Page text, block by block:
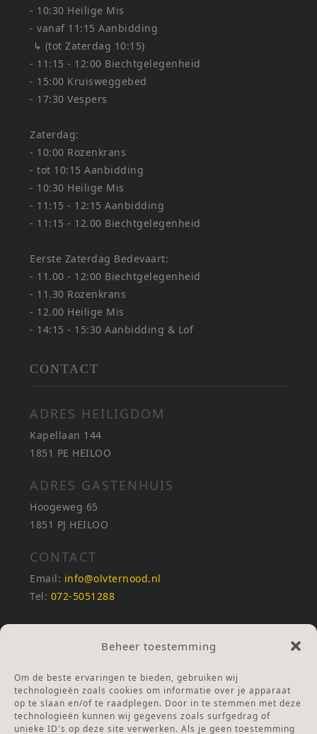
Beheer toestemming
Om de beste ervaringen te bieden, gebruiken wij
technologieën zoals cookies om informatie over je apparaat
op te slaan en/of te raadplegen. Door in te stemmen met deze
technologieën kunnen wij gegevens zoals surfgedrag of
unieke ID's op deze site verwerken. Als je geen toestemming
- 10:30 Heilige Mis
- vanaf 11:15 Aanbidding
↳ (tot Zaterdag 10:15)
- 11:15 - 12:00 Biechtgelegenheid
- 15:00 Kruisweggebed
- 17:30 Vespers
Zaterdag:
- 10:00 Rozenkrans
- tot 10:15 Aanbidding
- 10:30 Heilige Mis
- 11:15 - 12:15 Aanbidding
- 11:15 - 12.00 Biechtgelegenheid
Eerste Zaterdag Bedevaart:
- 11.00 - 12:00 Biechtgelegenheid
- 11.30 Rozenkrans
- 12.00 Heilige Mis
- 14:15 - 15:30 Aanbidding & Lof
CONTACT
ADRES HEILIGDOM
Kapellaan 144
1851 PE HEILOO
ADRES GASTENHUIS
Hoogeweg 65
1851 PJ HEILOO
CONTACT
Email: info@olvternood.nl
Tel: 072-5051288
REKENINGNUMMERS
NL25INGB0000672168
Ga naar Doneren
ANBI Stichting